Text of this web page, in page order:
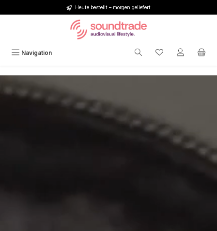
Zum Hauptinhalt springenHeute bestellt – morgen geliefert
Navigation Du hast 0